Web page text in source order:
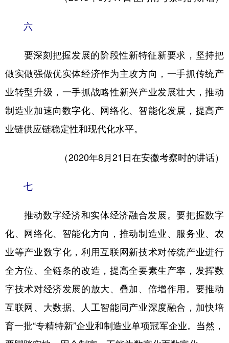
六
要深刻把握发展的阶段性新特征新要求，坚持把
做实做强做优实体经济作为主攻方向，一手抓传统产
业转型升级，一手抓战略性新兴产业发展壮大，推动
制造业加速向数字化、网络化、智能化发展，提高产
业链供应链稳定性和现代化水平。
（2020年8月21日在安徽考察时的讲话）
七
推动数字经济和实体经济融合发展。要把握数字
化、网络化、智能化方向，推动制造业、服务业、农
业等产业数字化，利用互联网新技术对传统产业进行
全方位、全链条的改造，提高全要素生产率，发挥数
字技术对经济发展的放大、叠加、倍增作用。要推动
互联网、大数据、人工智能同产业深度融合，加快培
育一批“专精特新”企业和制造业单项冠军企业。当然，